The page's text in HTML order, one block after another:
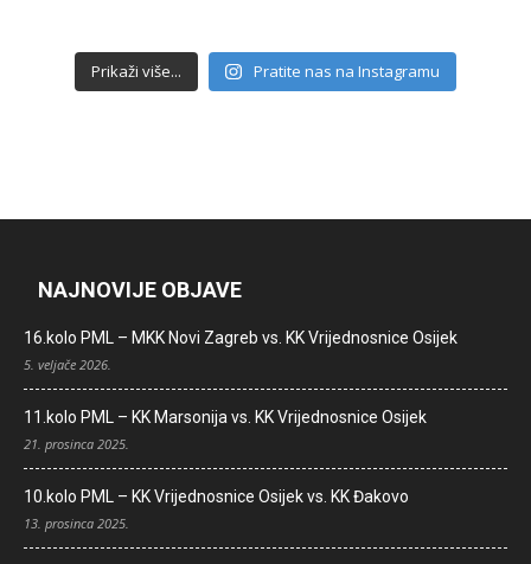
Prikaži više... Pratite nas na Instagramu
NAJNOVIJE OBJAVE
16.kolo PML – MKK Novi Zagreb vs. KK Vrijednosnice Osijek
5. veljače 2026.
11.kolo PML – KK Marsonija vs. KK Vrijednosnice Osijek
21. prosinca 2025.
10.kolo PML – KK Vrijednosnice Osijek vs. KK Đakovo
13. prosinca 2025.